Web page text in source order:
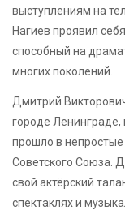
выступлениям на
Нагиев проявил
способный на
многих поколений.
Дмитрий
городе Ленинграде,
прошло в
Советского Союза.
свой актёрский
спектаклях и